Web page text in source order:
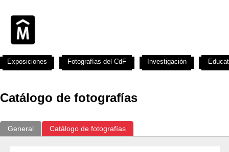
Catálogo de fotografías
General Catálogo de fotografías
Exposiciones Fotografías del CdF Investigación